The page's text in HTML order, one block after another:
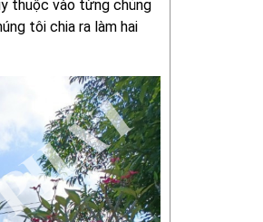
thuộc vào từng chủng
tôi chia ra làm hai